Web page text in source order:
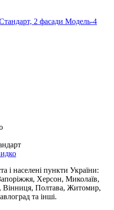
2 фасади Модель-4
і населені пункти України:
Херсон, Миколаїв,
Вінниця, Полтава, Житомир,
та інші.